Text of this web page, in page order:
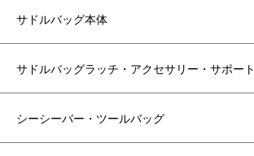
サドルバッグ本体
サドルバッグラッチ・アクセサリー・サポート
シーシーバー・ツールバッグ